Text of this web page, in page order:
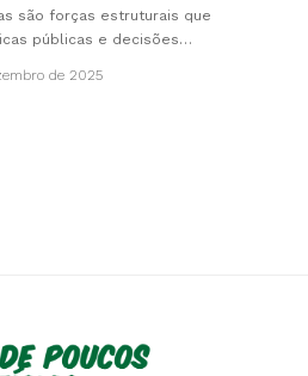
são forças estruturais que
públicas e decisões…
de 2025